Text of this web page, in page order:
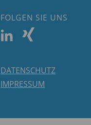
FOLGEN SIE UNS
DATENSCHUTZ
IMPRESSUM